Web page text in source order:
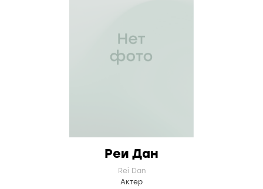
Реи Дан
Rei Dan
Актер